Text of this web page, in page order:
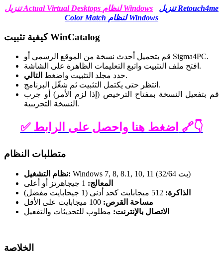
تنزيل Actual Virtual Desktops لنظام Windows
تنزيل Retouch4me
Color Match لنظام Windows
كيفية تثبيت WinCatalog
قم بتحميل أحدث نسخة من الموقع الرسمي أو Sigma4PC.
افتح ملف التثبيت واتبع التعليمات الظاهرة على الشاشة.
حدد مجلد التثبيت واضغط التالي
.
انتظر حتى يكتمل التثبيت ثم شغّل البرنامج.
قم بتفعيل النسخة بمفتاح الترخيص (إذا لزم الأمر) أو جرب
النسخة التجريبية.
✅ اضغط هنا واحصل على الرابط 🔗👇
متطلبات النظام
نظام التشغيل:
Windows 7, 8, 8.1, 10, 11 (32/64 بت)
المعالج:
الذاكرة:
مساحة القرص:
الاتصال بالإنترنت: مطلوب للتحديثات والتفعيل
الخلاصة